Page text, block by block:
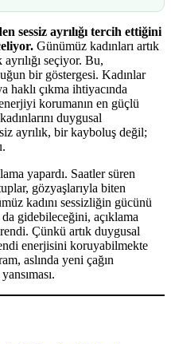
sessiz ayrılığı tercih ettiğini
Günümüz kadınları artık
seçiyor. Bu,
bir göstergesi. Kadınlar
haklı çıkma ihtiyacında
korumanın en güçlü
duygusal
ayrılık, bir kayboluş değil;
yapardı. Saatler süren
gözyaşlarıyla biten
kadını sessizliğin gücünü
gidebileceğini, açıklama
Çünkü artık duygusal
enerjisini koruyabilmekte
aslında yeni çağın